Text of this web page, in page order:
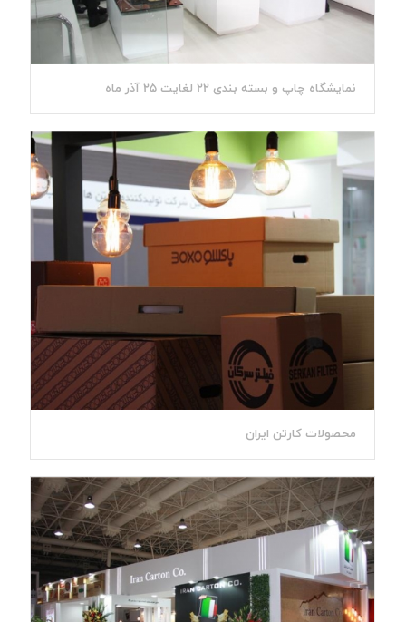
نمایشگاه چاپ و بسته بندی 22 لغایت 25 آذر ماه
محصولات کارتن ایران